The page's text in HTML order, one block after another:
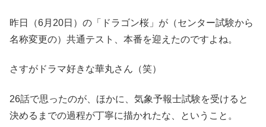
昨日（6月20日）の「ドラゴン桜」が（センター試験から
名称変更の）共通テスト、本番を迎えたのですよね。
さすがドラマ好きな華丸さん（笑）
26話で思ったのが、ほかに、気象予報士試験を受けると
決めるまでの過程が丁寧に描かれたな、ということ。